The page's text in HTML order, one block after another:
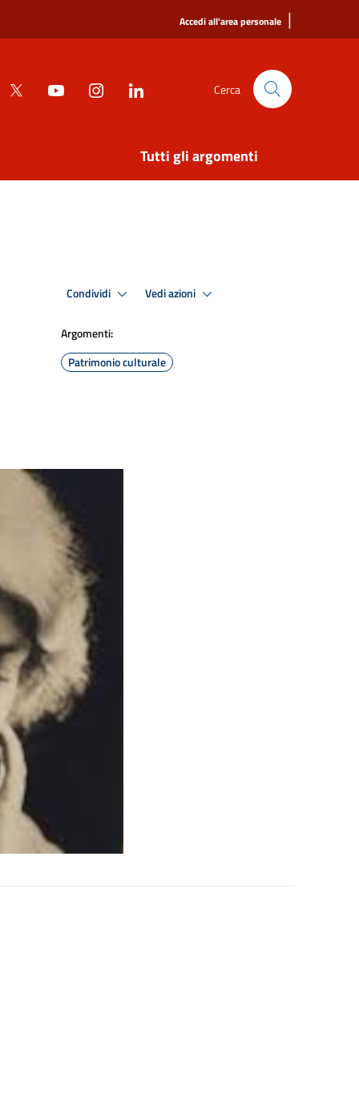
Accedi all'area personale |
Cerca
Tutti gli argomenti
Condividi Vedi azioni
Argomenti:
Patrimonio culturale